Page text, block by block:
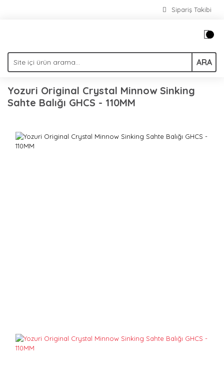
Sipariş Takibi
ARA
Yozuri Original Crystal Minnow Sinking
Sahte Balığı GHCS - 110MM